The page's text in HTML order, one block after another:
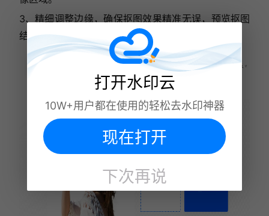
3、精细调整边缘，确保抠图效果精准无误，预览抠图
结果，并导出透明背景图片。
打开水印云
10W+用户都在使用的轻松去水印神器
现在打开
下次再说